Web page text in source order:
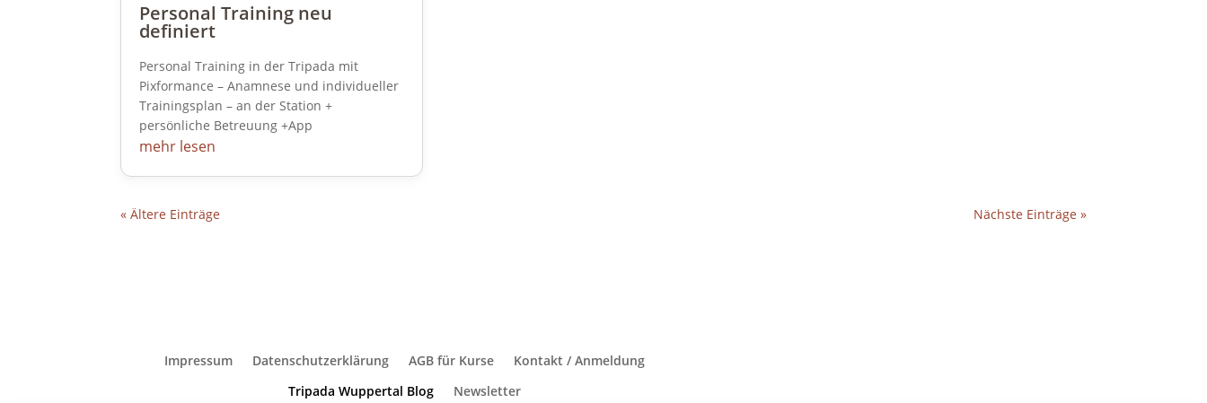
Personal Training neu
definiert
Personal Training in der Tripada mit
Pixformance – Anamnese und individueller
Trainingsplan – an der Station +
persönliche Betreuung +App
mehr lesen
« Ältere Einträge Nächste Einträge »
Impressum Datenschutzerklärung AGB für Kurse
Kontakt / Anmeldung
Tripada Wuppertal Blog
Newsletter